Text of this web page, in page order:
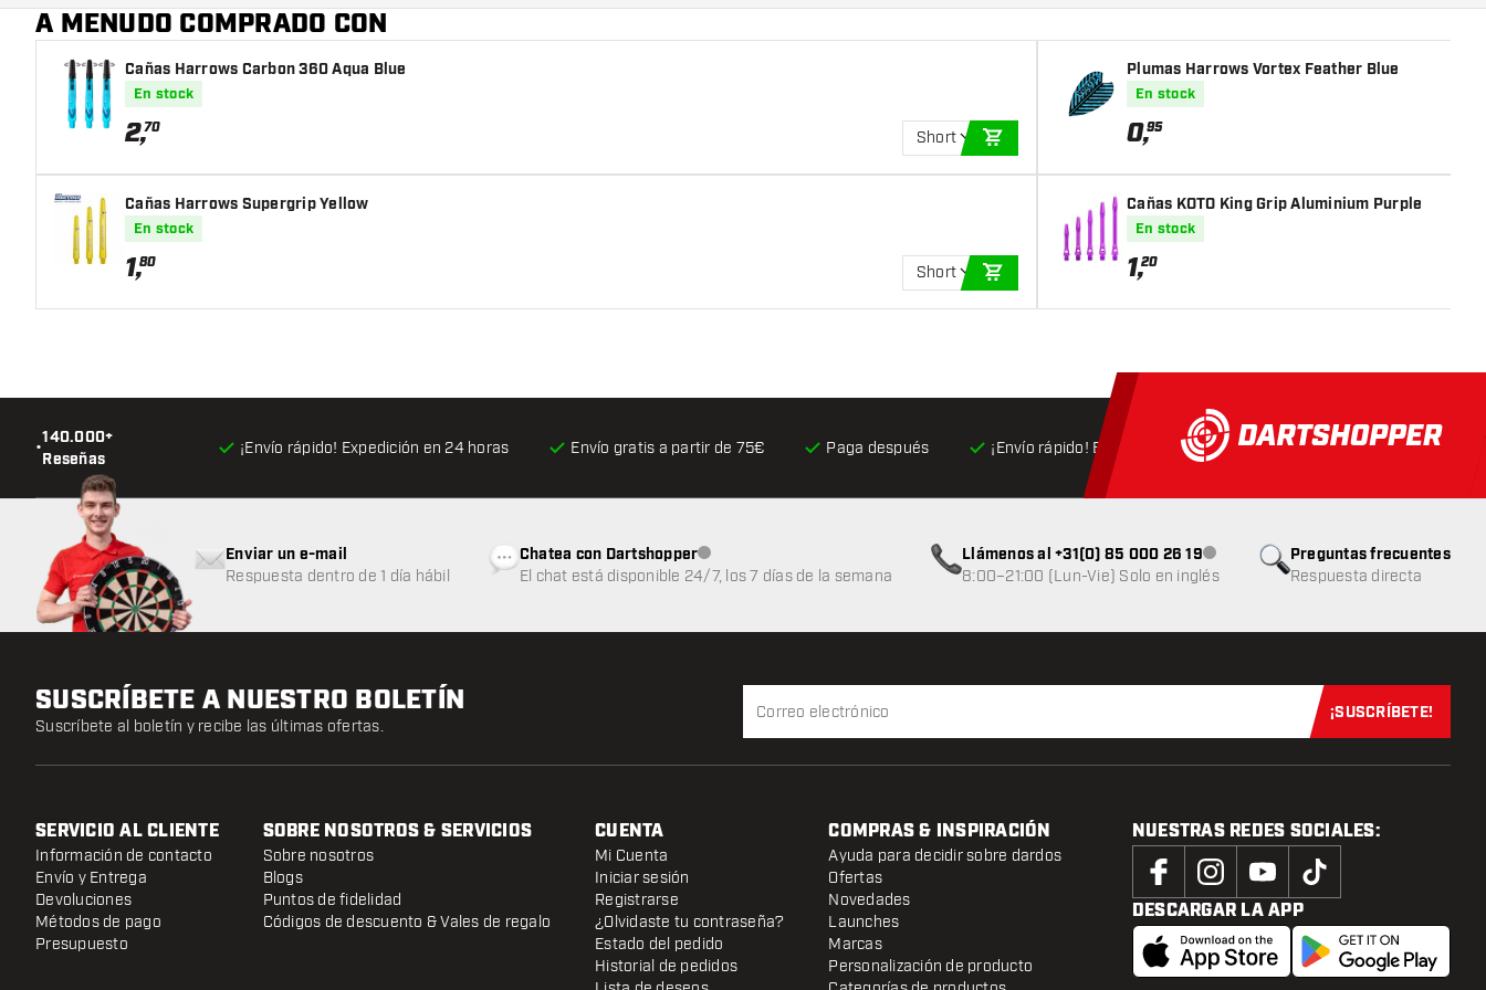
A MENUDO COMPRADO CON
Cañas Harrows Carbon 360 Aqua Blue
En stock
2,70
Short
AÑADIR A LA CESTA
Cañas Harrows Supergrip Yellow
En stock
1,80
Short
AÑADIR A LA CESTA
Plumas Harrows Vortex Feather Blue
En stock
0,95
Cañas KOTO King Grip Aluminium Purple
En stock
1,20
•
140.000+
Reseñas
¡Envío rápido! Expedición en 24 horas Envío gratis a partir de 75€ Paga después ¡Envío rápido! Expedición en 24 horas Envío gratisa partir
Preguntas frecuentes
Respuesta directa
Enviar un e-mail
Respuesta dentro de 1 día hábil
Chatea con DartshopperAtención al cliente no disponible
El chat está disponible 24/7, los 7 días de la semana
Llámenos al +31(0) 85 000 26 19Atención al cliente no disponible
8:00–21:00 (Lun-Vie) Solo en inglés
SUSCRÍBETE A NUESTRO BOLETÍN
Suscríbete al boletín y recibe las últimas ofertas.
Suscríbete
¡SUSCRÍBETE!
SERVICIO AL CLIENTE
Información de contacto
Envío y Entrega
Devoluciones
Métodos de pago
Presupuesto
SOBRE NOSOTROS & SERVICIOS
Sobre nosotros
Blogs
Puntos de fidelidad
Códigos de descuento & Vales de regalo
CUENTA
Mi Cuenta
Iniciar sesión
Registrarse
¿Olvidaste tu contraseña?
Estado del pedido
Historial de pedidos
COMPRAS & INSPIRACIÓN
Ayuda para decidir sobre dardos
Ofertas
Novedades
Launches
Marcas
Personalización de producto
NUESTRAS REDES SOCIALES:
DESCARGAR LA APP